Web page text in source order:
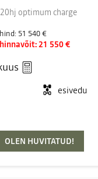
optimum charge
hind: 51 540 €
hinnavõit:21 550 €
esivedu
OLEN HUVITATUD!